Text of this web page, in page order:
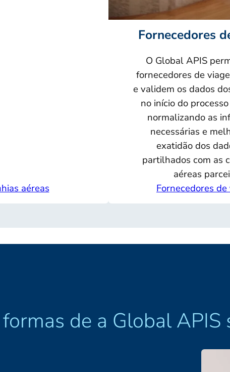
aéreas
Fornecedores
O Global APIS
fornecedores de
e validem os dados
no início do
normalizando as
necessárias e
exatidão dos
partilhados com as
aéreas
Fornecedores
de a Global